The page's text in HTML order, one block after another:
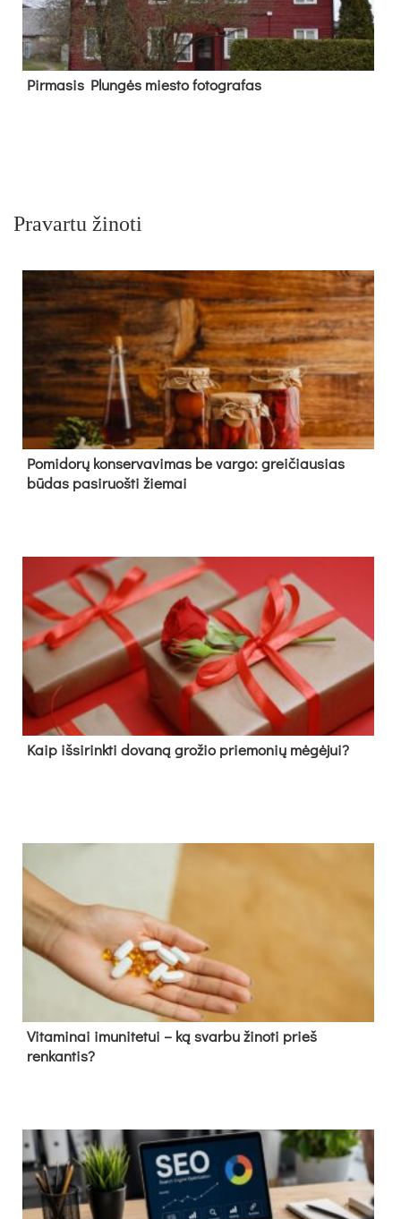
Pir­ma­sis Plun­gės mies­to fo­tog­ra­fas
Pravartu žinoti
Pomidorų konservavimas be vargo: greičiausias
būdas pasiruošti žiemai
Kaip išsirinkti dovaną grožio priemonių mėgėjui?
Vitaminai imunitetui – ką svarbu žinoti prieš
renkantis?